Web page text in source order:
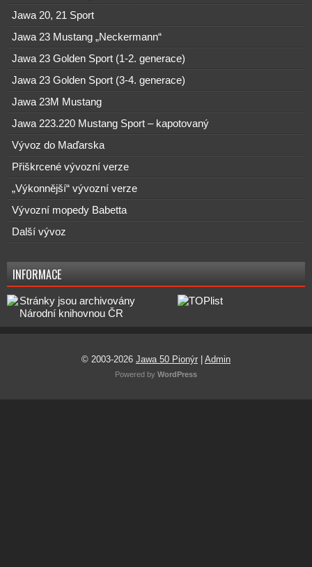
Jawa 20, 21 Sport
Jawa 23 Mustang „Neckermann“
Jawa 23 Golden Sport (1-2. generace)
Jawa 23 Golden Sport (3-4. generace)
Jawa 23M Mustang
Jawa 223.220 Mustang Sport – kapotovaný
Vývoz do Maďarska
Přiškrcené vývozní verze
„Výkonnější“ vývozní verze
Vývozní mopedy Babetta
Další vývoz
INFORMACE
© 2003-2026 Jawa 50 Pionýr Admin
Powered by WordPress